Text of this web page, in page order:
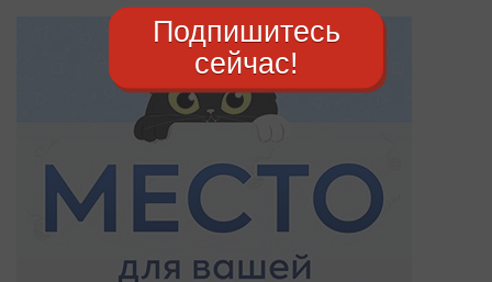
Подпишитесь
сейчас!